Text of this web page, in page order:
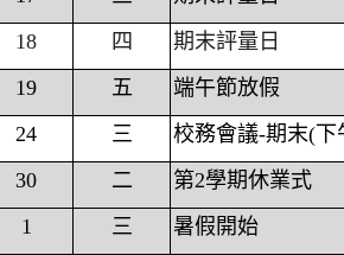
18 四
期末評量日
19 五
端午節放假
24 三
校務會議-期末(下
30 二
第2學期休業式
1 三 暑假開始